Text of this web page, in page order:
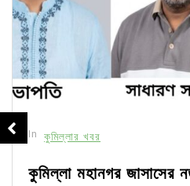
In কুমিল্লার খবর
কুমিল্লা মহানগর জাসাসের